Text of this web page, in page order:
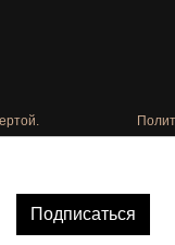
Подписаться